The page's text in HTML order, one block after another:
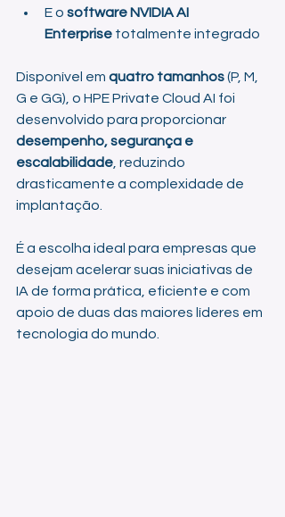
E o software NVIDIA AI
Enterprise totalmente integrado
Disponível em quatro tamanhos (P, M,
G e GG), o HPE Private Cloud AI foi
desenvolvido para proporcionar
desempenho, segurança e
escalabilidade, reduzindo
drasticamente a complexidade de
implantação.
É a escolha ideal para empresas que
desejam acelerar suas iniciativas de
IA de forma prática, eficiente e com
apoio de duas das maiores líderes em
tecnologia do mundo.